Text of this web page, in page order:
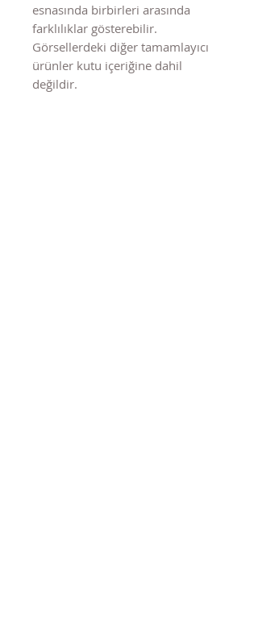
esnasında birbirleri arasında
farklılıklar gösterebilir.
Görsellerdeki diğer tamamlayıcı
ürünler kutu içeriğine dahil
değildir.